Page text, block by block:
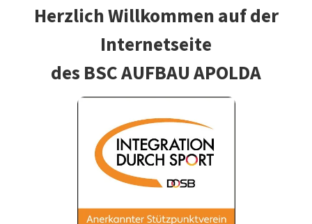
Herzlich Willkommen auf der
Internetseite
des BSC AUFBAU APOLDA